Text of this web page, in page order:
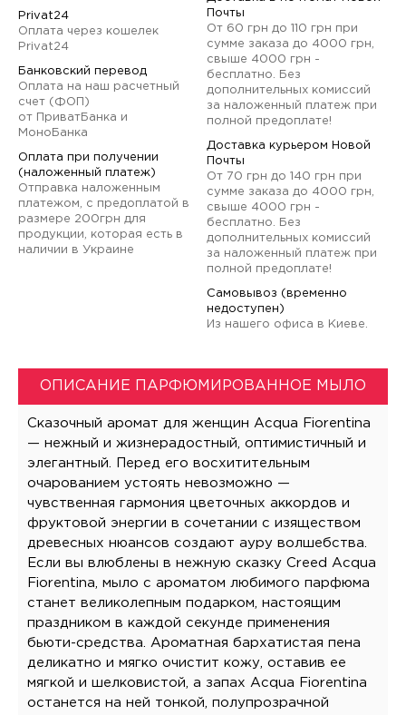
Privat24
Оплата через кошелек
Privat24
Банковский перевод
Оплата на наш расчетный
счет (ФОП)
от ПриватБанка и
МоноБанка
Оплата при получении
(наложенный платеж)
Отправка наложенным
платежом, с предоплатой в
размере 200грн для
продукции, которая есть в
наличии в Украине
Почты
От 60 грн до 110 грн при
сумме заказа до 4000 грн,
свыше 4000 грн -
бесплатно. Без
дополнительных комиссий
за наложенный платеж при
полной предоплате!
Доставка курьером Новой
Почты
От 70 грн до 140 грн при
сумме заказа до 4000 грн,
свыше 4000 грн -
бесплатно. Без
дополнительных комиссий
за наложенный платеж при
полной предоплате!
Самовывоз (временно
недоступен)
Из нашего офиса в Киеве.
ОПИСАНИЕ ПАРФЮМИРОВАННОЕ МЫЛО
Сказочный аромат для женщин Acqua Fiorentina
— нежный и жизнерадостный, оптимистичный и
элегантный. Перед его восхитительным
очарованием устоять невозможно —
чувственная гармония цветочных аккордов и
фруктовой энергии в сочетании с изяществом
древесных нюансов создают ауру волшебства.
Если вы влюблены в нежную сказку Creed Acqua
Fiorentina, мыло с ароматом любимого парфюма
станет великолепным подарком, настоящим
праздником в каждой секунде применения
бьюти-средства. Ароматная бархатистая пена
деликатно и мягко очистит кожу, оставив ее
мягкой и шелковистой, а запах Acqua Fiorentina
останется на ней тонкой, полупрозрачной